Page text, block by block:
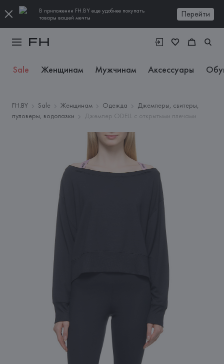
В приложении FH.BY еще удобнее покупать
товары вашей мечты
Перейти
Sale Женщинам Мужчинам Аксессуары
FH.BY Sale Женщинам Одежда
Джемперы, свитеры,
пуловеры, водолазки
Джемпер ODELL с открытыми плечами